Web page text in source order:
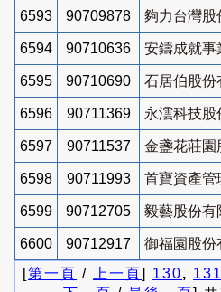
6593 90709878 夠力台灣股
6594 90710636 安鑄成就事
6595 90710690 石居伯股份
6596 90711369 永澐科技股
6597 90711537 金盞花莊園
6598 90711993 首寶資產管
6599 90712705 毅藝股份有
6600 90712917
御福園股份
[第一頁 / 上一頁] 130, 131